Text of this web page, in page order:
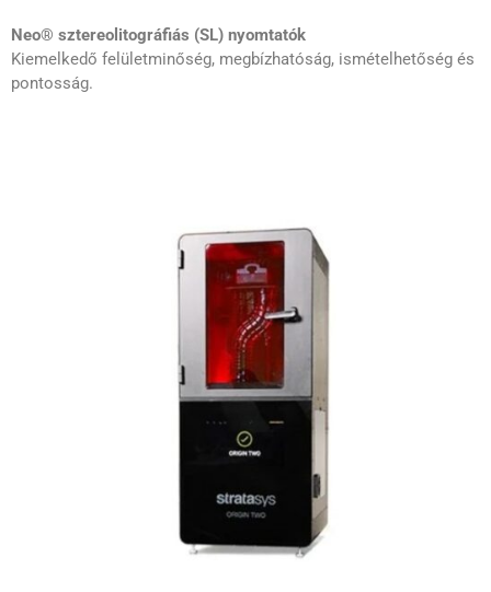
Neo® sztereolitográfiás (SL) nyomtatók
Kiemelkedő felületminőség, megbízhatóság, ismételhetőség és
pontosság.